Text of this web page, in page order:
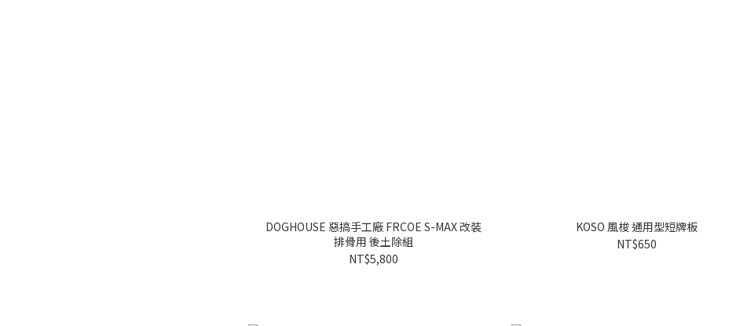
DOGHOUSE 惡搞手工廠 FRCOE S-MAX 改裝
排骨用 後土除組
NT$5,800
KOSO 風梭 通用型短牌板
NT$650